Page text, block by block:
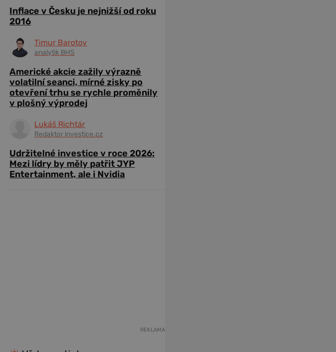
Inflace v Česku je nejnižší od roku
2016
Timur Barotov
analytik BHS
Americké akcie zažily výrazně
volatilní seanci, mírné zisky po
otevření trhu se rychle proměnily
v plošný výprodej
Lukáš Richtár
Redaktor investice.cz
Udržitelné investice v roce 2026:
Mezi lídry by měly patřit JYP
Entertainment, ale i Nvidia
REKLAMA